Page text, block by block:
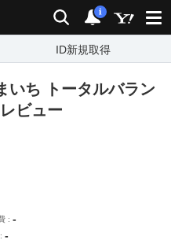
検索 通知
i
ID新規取得
いち トータルバラン
ビュー
-
-